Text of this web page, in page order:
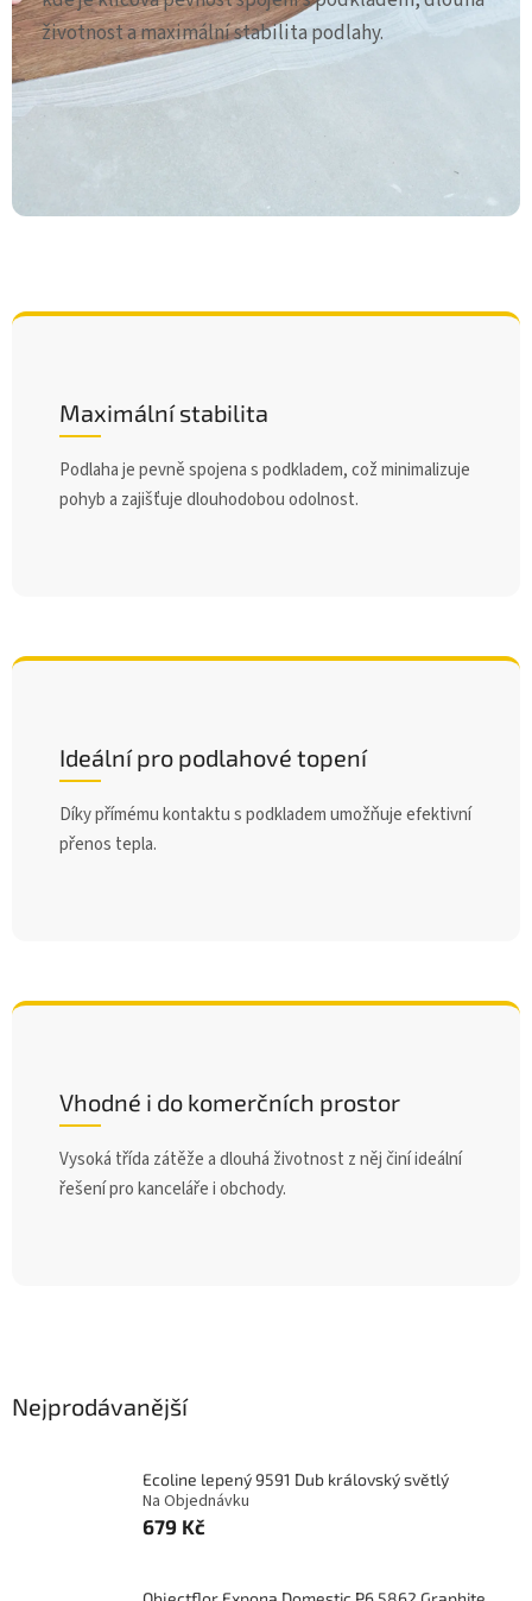
životnost a maximální stabilita podlahy.
Maximální stabilita
Podlaha je pevně spojena s podkladem, což minimalizuje
pohyb a zajišťuje dlouhodobou odolnost.
Ideální pro podlahové topení
Díky přímému kontaktu s podkladem umožňuje efektivní
přenos tepla.
Vhodné i do komerčních prostor
Vysoká třída zátěže a dlouhá životnost z něj činí ideální
řešení pro kanceláře i obchody.
Nejprodávanější
Ecoline lepený 9591 Dub královský světlý
Na Objednávku
679 Kč